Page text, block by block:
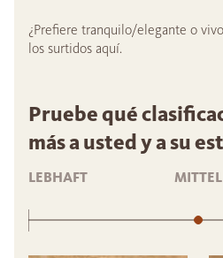
¿Prefiere tranquilo/elegante o
los surtidos aquí.
Pruebe qué
más a usted y a su
LEBHAFT MITTEL